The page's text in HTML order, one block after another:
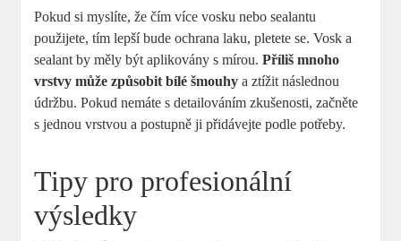
Pokud si myslíte, že čím více vosku nebo sealantu
použijete, tím ‍lepší bude ochrana‍ laku, pletete se. Vosk a
sealant by⁣ měly​ být aplikovány s ⁣mírou.Příliš mnoho
‌vrstvy může​ způsobit bílé šmouhy a ztížit následnou
údržbu. Pokud nemáte s detailováním zkušenosti, začněte‍
s ‌jednou vrstvou ​a ‍postupně ji přidávejte podle ⁣potřeby.
Tipy pro profesionální
výsledky